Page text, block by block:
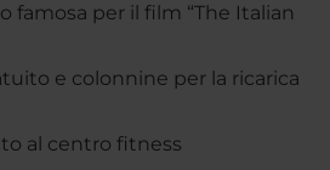
famosa per il film “The Italian
e colonnine per la ricarica
al centro fitness